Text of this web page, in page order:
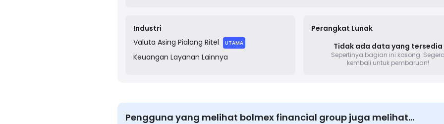
Industri
Valuta Asing Pialang Ritel UTAMA
Keuangan Layanan Lainnya
Perangkat Lunak
Tidak ada data yang tersedia
Sepertinya bagian ini kosong. Segera
kembali untuk pembaruan!
Pengguna yang melihat bolmex financial group juga melihat…